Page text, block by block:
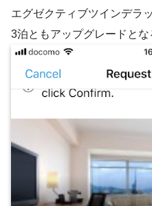
エグゼクティブツインデラ
3泊ともアップグレードとな